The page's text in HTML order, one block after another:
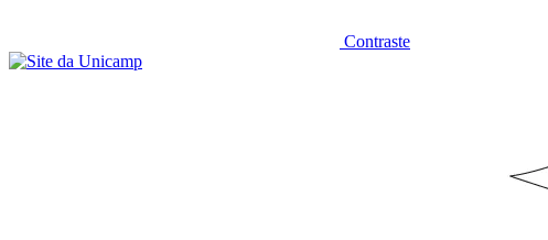
Contraste